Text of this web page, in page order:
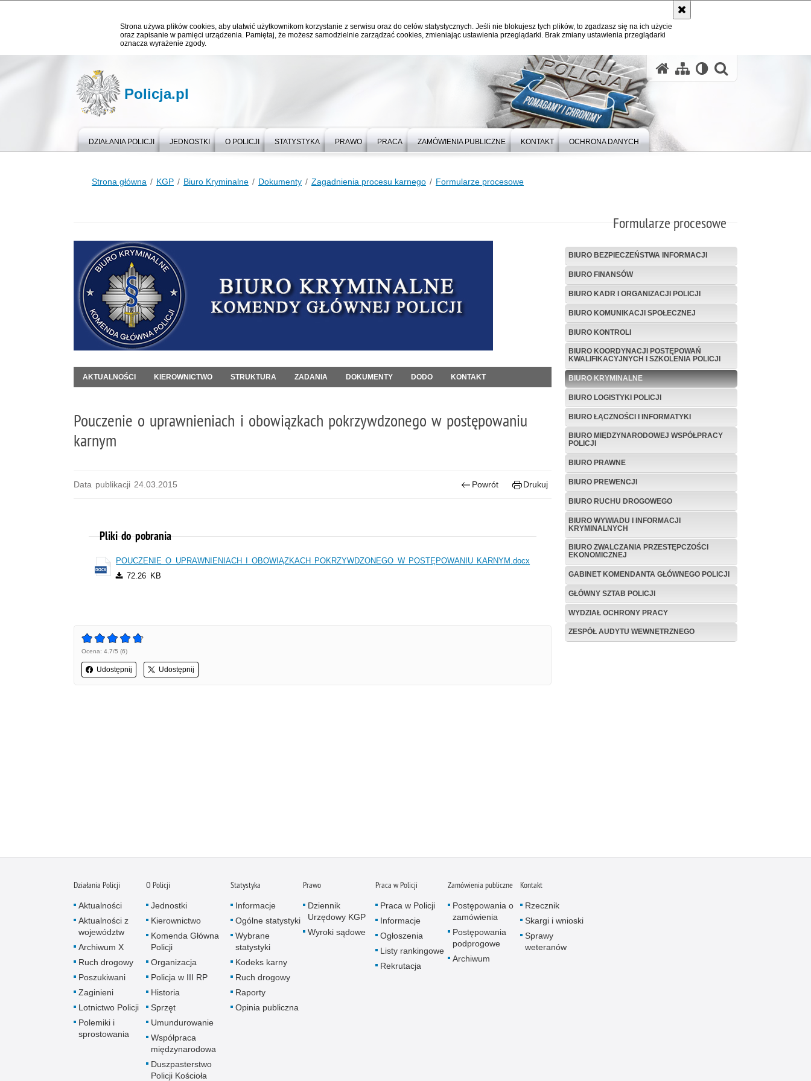
Strona używa plików cookies, aby ułatwić użytkownikom korzystanie z serwisu oraz do celów statystycznych. Jeśli nie blokujesz tych plików, to zgadzasz się na ich użycie
oraz zapisanie w pamięci urządzenia. Pamiętaj, że możesz samodzielnie zarządzać cookies, zmieniając ustawienia przeglądarki. Brak zmiany ustawienia przeglądarki
oznacza wyrażenie zgody.
Policja.pl
DZIAŁANIA POLICJI JEDNOSTKI O POLICJI STATYSTYKA PRAWO PRACA ZAMÓWIENIA PUBLICZNE KONTAKT OCHRONA DANYCH
Strona główna KGP Biuro Kryminalne Dokumenty Zagadnienia procesu karnego Formularze procesowe
Formularze procesowe
AKTUALNOŚCI KIEROWNICTWO STRUKTURA ZADANIA DOKUMENTY DODO KONTAKT
Pouczenie o uprawnieniach i obowiązkach pokrzywdzonego w postępowaniu
karnym
Data publikacji 24.03.2015 Powrót Drukuj
Pliki do pobrania
POUCZENIE O UPRAWNIENIACH I OBOWIĄZKACH POKRZYWDZONEGO W POSTĘPOWANIU KARNYM.docx
72.26 KB
Ocena: 4.7/5 (6)
Udostępnij Udostępnij
BIURO BEZPIECZEŃSTWA INFORMACJI
BIURO FINANSÓW
BIURO KADR I ORGANIZACJI POLICJI
BIURO KOMUNIKACJI SPOŁECZNEJ
BIURO KONTROLI
BIURO KOORDYNACJI POSTĘPOWAŃ
KWALIFIKACYJNYCH I SZKOLENIA POLICJI
BIURO KRYMINALNE
BIURO LOGISTYKI POLICJI
BIURO ŁĄCZNOŚCI I INFORMATYKI
BIURO MIĘDZYNARODOWEJ WSPÓŁPRACY
POLICJI
BIURO PRAWNE
BIURO PREWENCJI
BIURO RUCHU DROGOWEGO
BIURO WYWIADU I INFORMACJI
KRYMINALNYCH
BIURO ZWALCZANIA PRZESTĘPCZOŚCI
EKONOMICZNEJ
GABINET KOMENDANTA GŁÓWNEGO POLICJI
GŁÓWNY SZTAB POLICJI
WYDZIAŁ OCHRONY PRACY
ZESPÓŁ AUDYTU WEWNĘTRZNEGO
Działania Policji
Aktualności
Aktualności z
województw
Archiwum X
Ruch drogowy
Poszukiwani
Zaginieni
Lotnictwo Policji
Polemiki i
sprostowania
O Policji
Jednostki
Kierownictwo
Komenda Główna
Policji
Organizacja
Policja w III RP
Historia
Sprzęt
Umundurowanie
Współpraca
międzynarodowa
Duszpasterstwo
Policji Kościoła
Statystyka
Informacje
Ogólne statystyki
Wybrane
statystyki
Kodeks karny
Ruch drogowy
Raporty
Opinia publiczna
Prawo
Dziennik
Urzędowy KGP
Wyroki sądowe
Praca w Policji
Praca w Policji
Informacje
Ogłoszenia
Listy rankingowe
Rekrutacja
Zamówienia publiczne
Postępowania o
zamówienia
Postępowania
podprogowe
Archiwum
Kontakt
Rzecznik
Skargi i wnioski
Sprawy
weteranów